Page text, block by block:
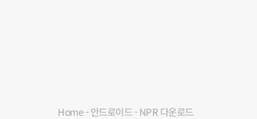
Home-안드로이드-NPR 다운로드